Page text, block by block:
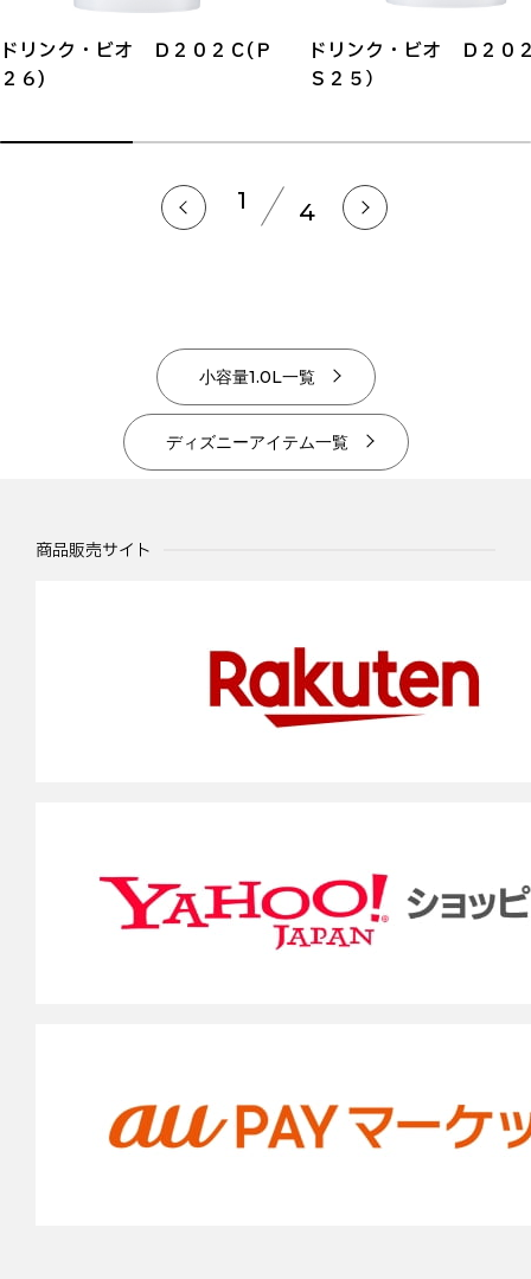
ドリンク・ビオ Ｄ２０２Ｃ(Ｐ
２６)
ドリンク・ビオ Ｄ２０
Ｓ２５）
1 4
小容量1.0L一覧
ディズニーアイテム一覧
商品販売サイト